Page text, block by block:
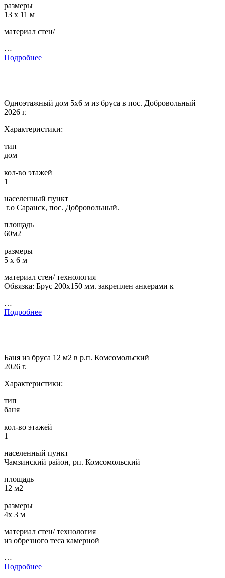
размеры
13 х 11 м
материал стен/
…
Подробнее
Одноэтажный дом 5х6 м из бруса в пос. Добровольный
2026 г.
Характеристики:
тип
дом
кол-во этажей
1
населенный пункт
г.о Саранск, пос. Добровольный.
площадь
60м2
размеры
5 х 6 м
материал стен/ технология
Обвязка: Брус 200х150 мм. закреплен анкерами к
…
Подробнее
Баня из бруса 12 м2 в р.п. Комсомольский
2026 г.
Характеристики:
тип
баня
кол-во этажей
1
населенный пункт
Чамзинский район, рп. Комсомольский
площадь
12 м2
размеры
4х 3 м
материал стен/ технология
из обрезного теса камерной
…
Подробнее